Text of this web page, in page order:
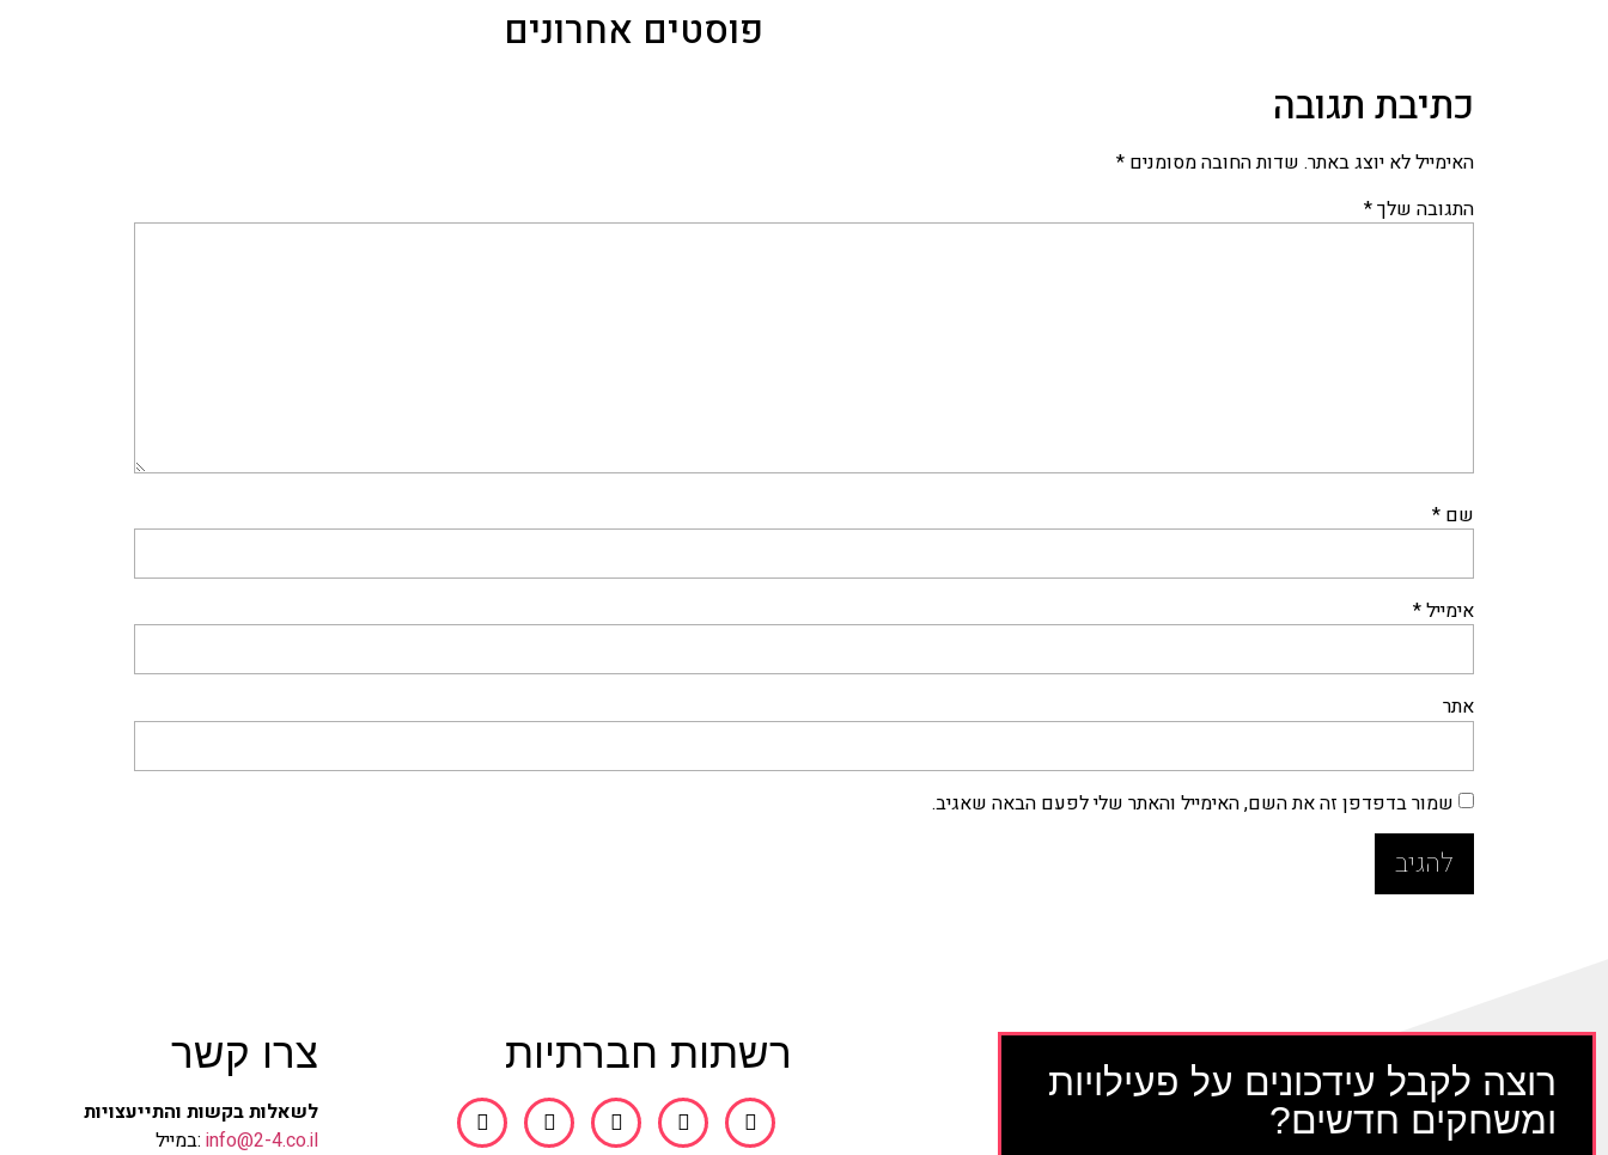
פוסטים אחרונים
כתיבת תגובה
האימייל לא יוצג באתר. שדות החובה מסומנים *
התגובה שלך*
שם *
אימייל*
אתר
שמור בדפדפן זה את השם, האימייל והאתר שלי לפעם הבאה שאגיב.
רוצה לקבל עידכונים על פעילויות
ומשחקים חדשים?
רשתות חברתיות צרו קשר
לשאלות בקשות והתייעצויות
info@2-4.co.il:במייל